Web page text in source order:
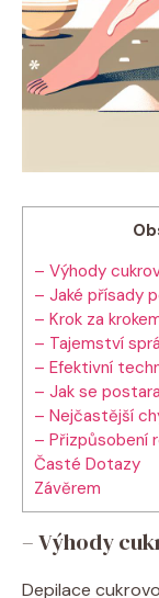
– Výhody
– Jaké přísady
– Krok za
– Tajemství
– Efektivní
– Jak se
– Nejčastější
– Přizpůsobení
Časté Dotazy
Závěrem
– Výhody
Depilace